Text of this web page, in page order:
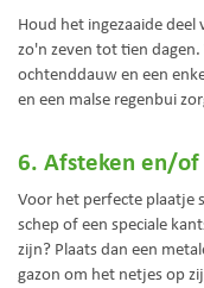
Houd het ingezaaide
zo'n zeven tot tien
ochtenddauw en een
en een malse regenbui
6. Afsteken en/
Voor het perfecte plaatje
schep of een speciale
zijn? Plaats dan een
gazon om het netjes op